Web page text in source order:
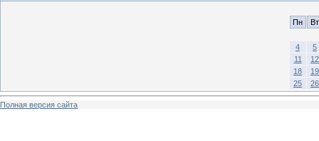
Пн Вт
4
5
11
12
18
19
25
26
Полная версия сайта